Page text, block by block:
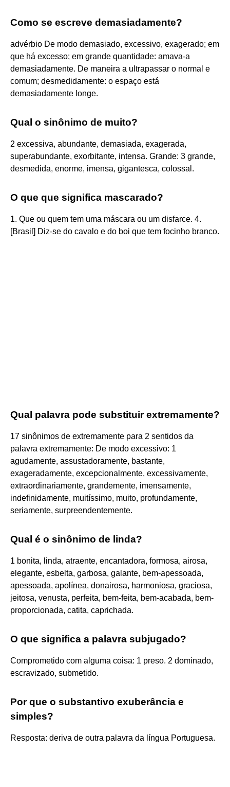
Como se escreve demasiadamente?
advérbio De modo demasiado, excessivo, exagerado; em
que há excesso; em grande quantidade: amava-a
demasiadamente. De maneira a ultrapassar o normal e
comum; desmedidamente: o espaço está
demasiadamente longe.
Qual o sinônimo de muito?
2 excessiva, abundante, demasiada, exagerada,
superabundante, exorbitante, intensa. Grande: 3 grande,
desmedida, enorme, imensa, gigantesca, colossal.
O que que significa mascarado?
1. Que ou quem tem uma máscara ou um disfarce. 4.
[Brasil] Diz-se do cavalo e do boi que tem focinho branco.
Qual palavra pode substituir extremamente?
17 sinônimos de extremamente para 2 sentidos da
palavra extremamente: De modo excessivo: 1
agudamente, assustadoramente, bastante,
exageradamente, excepcionalmente, excessivamente,
extraordinariamente, grandemente, imensamente,
indefinidamente, muitíssimo, muito, profundamente,
seriamente, surpreendentemente.
Qual é o sinônimo de linda?
1 bonita, linda, atraente, encantadora, formosa, airosa,
elegante, esbelta, garbosa, galante, bem-apessoada,
apessoada, apolínea, donairosa, harmoniosa, graciosa,
jeitosa, venusta, perfeita, bem-feita, bem-acabada, bem-
proporcionada, catita, caprichada.
O que significa a palavra subjugado?
Comprometido com alguma coisa: 1 preso. 2 dominado,
escravizado, submetido.
Por que o substantivo exuberância e
simples?
Resposta: deriva de outra palavra da língua Portuguesa.